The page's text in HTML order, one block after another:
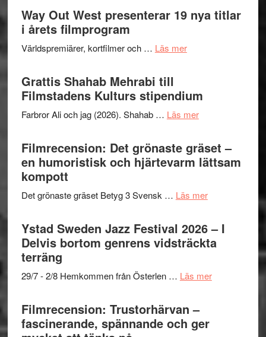
trailern
för
X-
I
Want
to
Believe
Vrach
Frankenshtey
med
Mulder
och
Dana
Way Out West presenterar 19 nya titlar
i årets filmprogram
Världspremiärer, kortfilmer och … Läs merom
presenterar
19
titlar
i
Grattis Shahab Mehrabi till
Filmstadens Kulturs stipendium
Farbror Ali och jag (2026). Shahab … Läs merom
Shahab
Mehrabi
till
Kulturs
Filmrecension: Det grönaste gräset –
en humoristisk och hjärtevarm lättsam
kompott
Det grönaste gräset Betyg 3 Svensk … Läs merom
Filmrecension:
Det
grönaste
gräset
en
hjärtevarm
Ystad Sweden Jazz Festival 2026 – I
Delvis bortom genrens vidsträckta
terräng
29/7 - 2/8 Hemkommen från Österlen … Läs merom
Filmrecension: Trustorhärvan –
fascinerande, spännande och ger